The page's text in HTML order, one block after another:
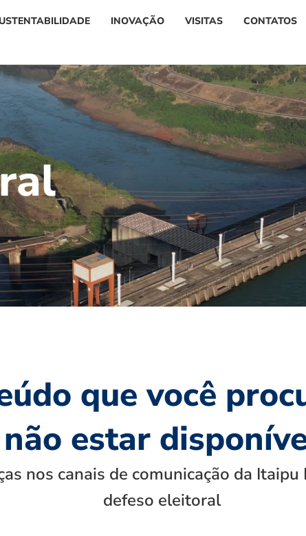
INOVAÇÃO VISITAS CONTATOS
al
que você
não estar
nos canais de comunicação da
defeso eleitoral